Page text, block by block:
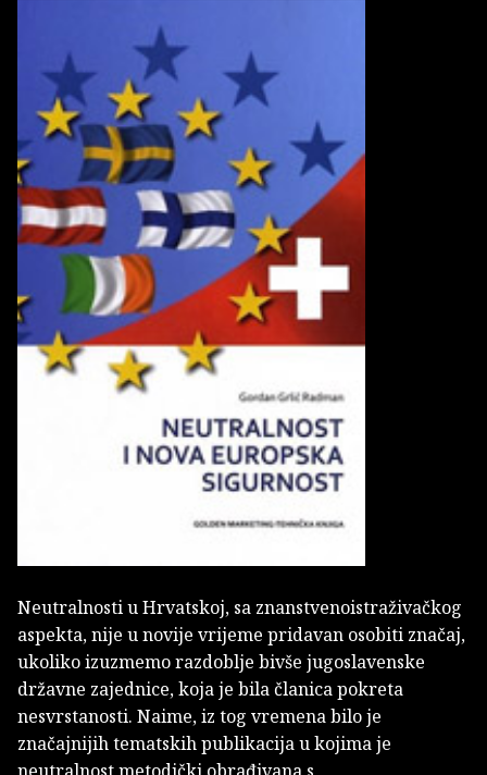
Neutralnosti u Hrvatskoj, sa znanstvenoistraživačkog
aspekta, nije u novije vrijeme pridavan osobiti značaj,
ukoliko izuzmemo razdoblje bivše jugoslavenske
državne zajednice, koja je bila članica pokreta
nesvrstanosti. Naime, iz tog vremena bilo je
značajnijih tematskih publikacija u kojima je